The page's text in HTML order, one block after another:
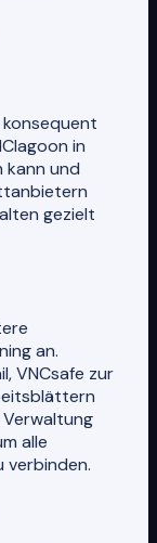
konsequent
in
und
gezielt
an.
VNCsafe zur
Verwaltung
alle
verbinden.